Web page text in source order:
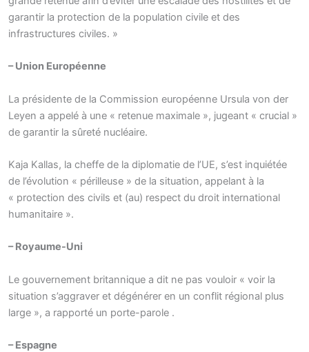
garantir la protection de la population civile et des
infrastructures civiles. »
– Union Européenne
La présidente de la Commission européenne Ursula von der
Leyen a appelé à une « retenue maximale », jugeant « crucial »
de garantir la sûreté nucléaire.
Kaja Kallas, la cheffe de la diplomatie de l’UE, s’est inquiétée
de l’évolution « périlleuse » de la situation, appelant à la
« protection des civils et (au) respect du droit international
humanitaire ».
– Royaume-Uni
Le gouvernement britannique a dit ne pas vouloir « voir la
situation s’aggraver et dégénérer en un conflit régional plus
large », a rapporté un porte-parole .
– Espagne